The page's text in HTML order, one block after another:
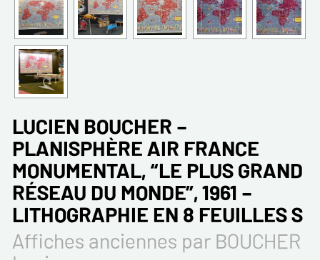
LUCIEN BOUCHER –
PLANISPHÈRE AIR FRANCE
MONUMENTAL, “LE PLUS GRAND
RÉSEAU DU MONDE”, 1961 –
LITHOGRAPHIE EN 8 FEUILLES S
Affiches anciennes par BOUCHER